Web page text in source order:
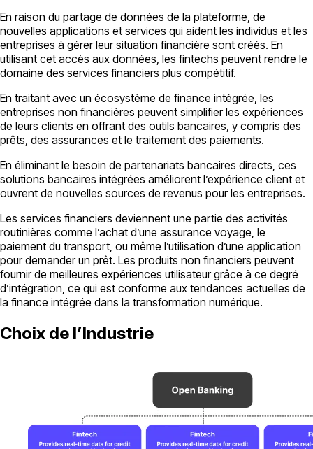
En raison du partage de données de la plateforme, de
nouvelles applications et services qui aident les individus et les
entreprises à gérer leur situation financière sont créés. En
utilisant cet accès aux données, les fintechs peuvent rendre le
domaine des services financiers plus compétitif.
En traitant avec un écosystème de finance intégrée, les
entreprises non financières peuvent simplifier les expériences
de leurs clients en offrant des outils bancaires, y compris des
prêts, des assurances et le traitement des paiements.
En éliminant le besoin de partenariats bancaires directs, ces
solutions bancaires intégrées améliorent l’expérience client et
ouvrent de nouvelles sources de revenus pour les entreprises.
Les services financiers deviennent une partie des activités
routinières comme l’achat d’une assurance voyage, le
paiement du transport, ou même l’utilisation d’une application
pour demander un prêt. Les produits non financiers peuvent
fournir de meilleures expériences utilisateur grâce à ce degré
d’intégration, ce qui est conforme aux tendances actuelles de
la finance intégrée dans la transformation numérique.
Choix de l’Industrie